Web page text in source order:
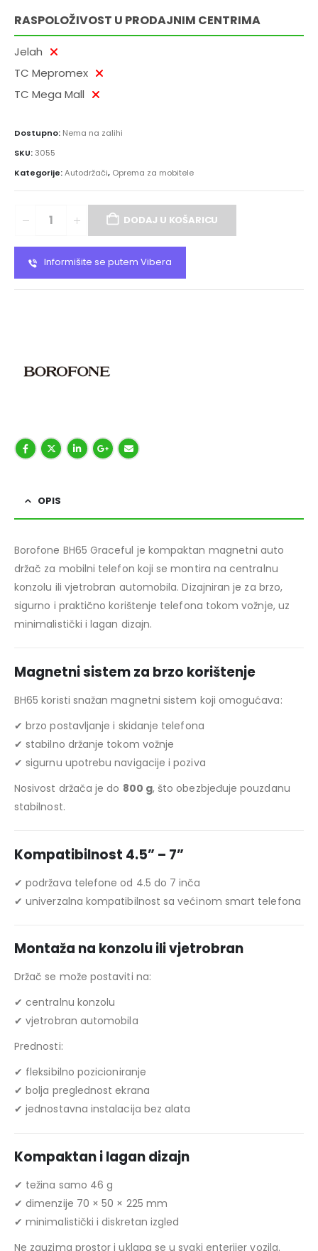
RASPOLOŽIVOST U PRODAJNIM CENTRIMA
Jelah
TC Mepromex
TC Mega Mall
Dostupno: Nema na zalihi
SKU:3055
Kategorije:Autodržači, Oprema za mobitele
DODAJ U KOŠARICU
Informišite se putem Vibera
OPIS
Borofone BH65 Graceful je kompaktan magnetni auto
držač za mobilni telefon koji se montira na centralnu
konzolu ili vjetrobran automobila. Dizajniran je za brzo,
sigurno i praktično korištenje telefona tokom vožnje, uz
minimalistički i lagan dizajn.
Magnetni sistem za brzo korištenje
BH65 koristi snažan magnetni sistem koji omogućava:
✔ brzo postavljanje i skidanje telefona
✔ stabilno držanje tokom vožnje
✔ sigurnu upotrebu navigacije i poziva
Nosivost držača je do 800 g, što obezbjeđuje pouzdanu
stabilnost.
Kompatibilnost 4.5” – 7”
✔ podržava telefone od 4.5 do 7 inča
✔ univerzalna kompatibilnost sa većinom smart telefona
Montaža na konzolu ili vjetrobran
Držač se može postaviti na:
✔ centralnu konzolu
✔ vjetrobran automobila
Prednosti:
✔ fleksibilno pozicioniranje
✔ bolja preglednost ekrana
✔ jednostavna instalacija bez alata
Kompaktan i lagan dizajn
✔ težina samo 46 g
✔ dimenzije 70 × 50 × 225 mm
✔ minimalistički i diskretan izgled
Ne zauzima prostor i uklapa se u svaki enterijer vozila.